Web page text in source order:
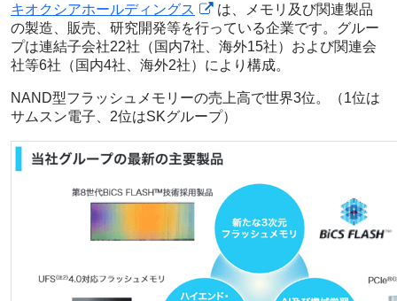
キオクシアホールディングス
は、メモリ及び関連製品
の製造、販売、研究開発等を行っている企業です。グルー
プは連結子会社22社（国内7社、海外15社）および関連会
社等6社（国内4社、海外2社）により構成。
NAND型フラッシュメモリーの売上高で世界3位。（1位は
サムスン電子、2位はSKグループ）